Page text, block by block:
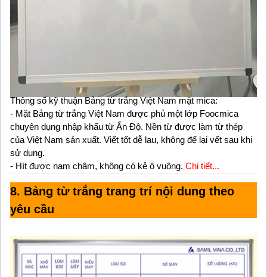
Thông số kỹ thuận Bảng từ trắng Việt Nam mặt mica:
- Mặt Bảng từ trắng Việt Nam được phủ một lớp Foocmica
chuyên dụng nhập khẩu từ Ấn Độ. Nền từ được làm từ thép
của Việt Nam sản xuất. Viết tốt dễ lau, không để lại vết sau khi
sử dụng.
- Hít được nam châm, không có kẻ ô vuông. Chi tiết...
8. Bảng từ trắng trang trí nội dung theo
yêu cầu